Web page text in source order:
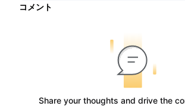
コメント
Share your thoughts and drive the